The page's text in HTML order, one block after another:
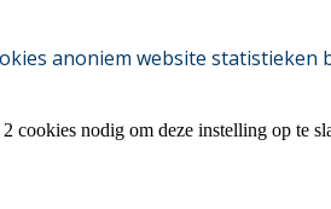
anoniem website statistieken
cookies nodig om deze instelling op te